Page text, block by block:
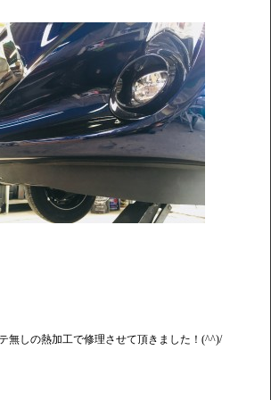
無しの熱加工で修理させて頂きました！(^^)/